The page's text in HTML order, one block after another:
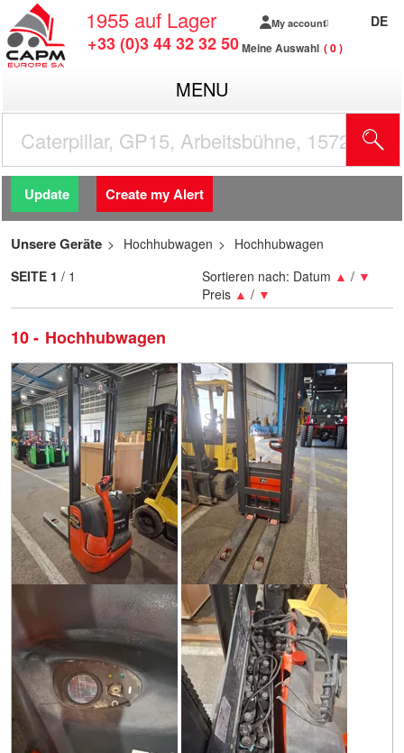
1955 auf Lager
+33 (0)3 44 32 32 50
My account
Meine Auswahl 0
DE
MENU
Update Create my Alert
Unsere Geräte Hochhubwagen Hochhubwagen
10 Hochhubwagen
Sortieren nach: Datum ▲ / ▼
Preis ▲ / ▼
SEITE 1 / 1